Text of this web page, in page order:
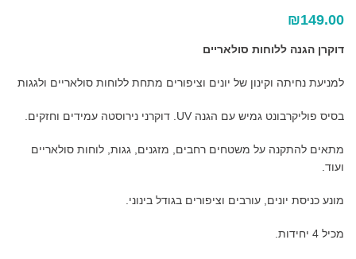
₪149.00
דוקרן הגנה ללוחות סולאריים
למניעת נחיתה וקינון של יונים וציפורים מתחת ללוחות סולאריים ולגגות
בסיס פוליקרבונט גמיש עם הגנה UV. דוקרני נירוסטה עמידים וחזקים.
מתאים להתקנה על משטחים רחבים, מזגנים, גגות, לוחות סולאריים
ועוד.
מונע כניסת יונים, עורבים וציפורים בגודל בינוני.
מכיל 4 יחידות.